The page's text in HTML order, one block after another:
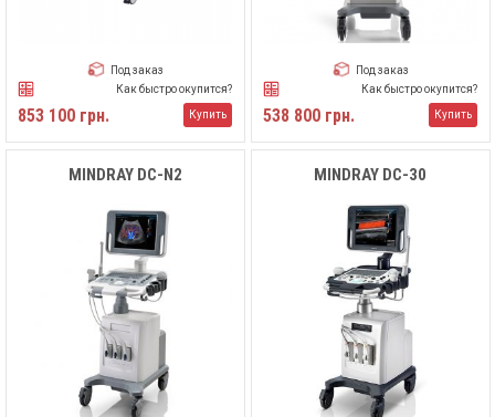
Под заказ
Как быстро окупится?
853 100 грн. Купить
Под заказ
Как быстро окупится?
538 800 грн. Купить
MINDRAY DC-N2 MINDRAY DC-30